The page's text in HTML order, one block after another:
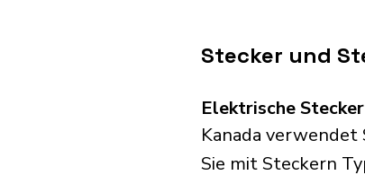
Stecker und
Elektrische
Kanada verwendet
Sie mit Steckern